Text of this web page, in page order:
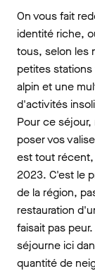
On vous fait
identité riche,
tous, selon les
petites stations
alpin et une
d'activités
Pour ce
poser vos
est tout
2023. C'est le
de la région,
restauration
faisait pas
séjourne ici
quantité de